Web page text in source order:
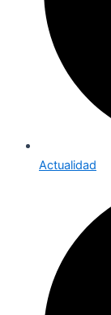
Actualidad